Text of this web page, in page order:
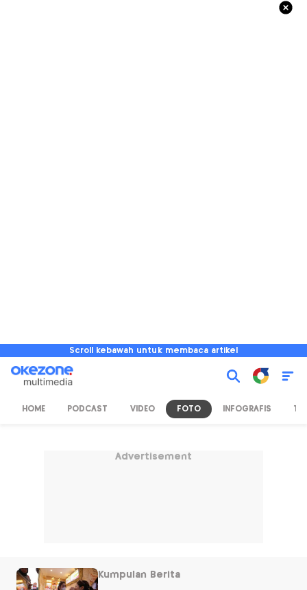
Scroll kebawah untuk membaca artikel
HOME PODCAST VIDEO FOTO INFOGRAFIS TV
Advertisement
Kumpulan Berita